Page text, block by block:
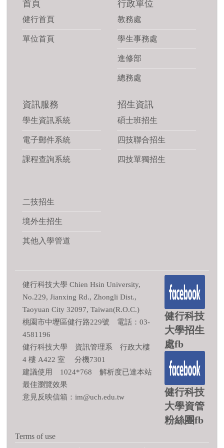
首頁
健行首頁
單位首頁
行政單位
教務處
學生事務處
進修部
總務處
資訊服務
學生資訊系統
電子郵件系統
課程查詢系統
招生資訊
碩士班招生
四技聯合招生
四技單獨招生
二技招生
境外生招生
其他入學管道
健行科技大學 Chien Hsin University,
No.229, Jianxing Rd., Zhongli Dist.,
Taoyuan City 32097, Taiwan(R.O.C.)
桃園市中壢區健行路229號 電話：03-
4581196
健行科技大學 資訊管理系 行政大樓
4 樓 A422 室 分機7301
建議使用 1024*768 解析度已達本站
最佳瀏覽效果
意見反映信箱：im@uch.edu.tw
健行科技
大學招生
處fb
健行科技
大學資管
粉絲團fb
Terms of use